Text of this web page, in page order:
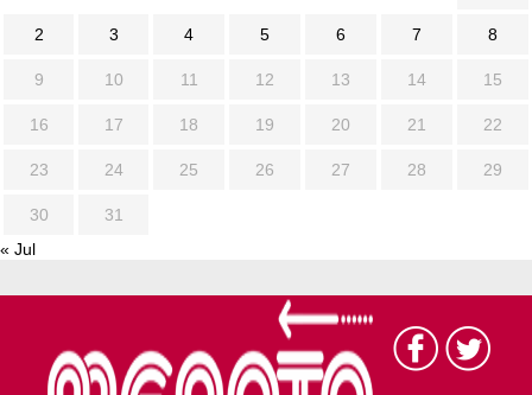
2 3 4 5 6 7 8
9 10 11 12 13 14 15
16 17 18 19 20 21 22
23 24 25 26 27 28 29
30
31
« Jul